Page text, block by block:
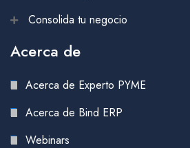
Consolida tu negocio
Acerca de
Acerca de Experto PYME
Acerca de Bind ERP
Webinars